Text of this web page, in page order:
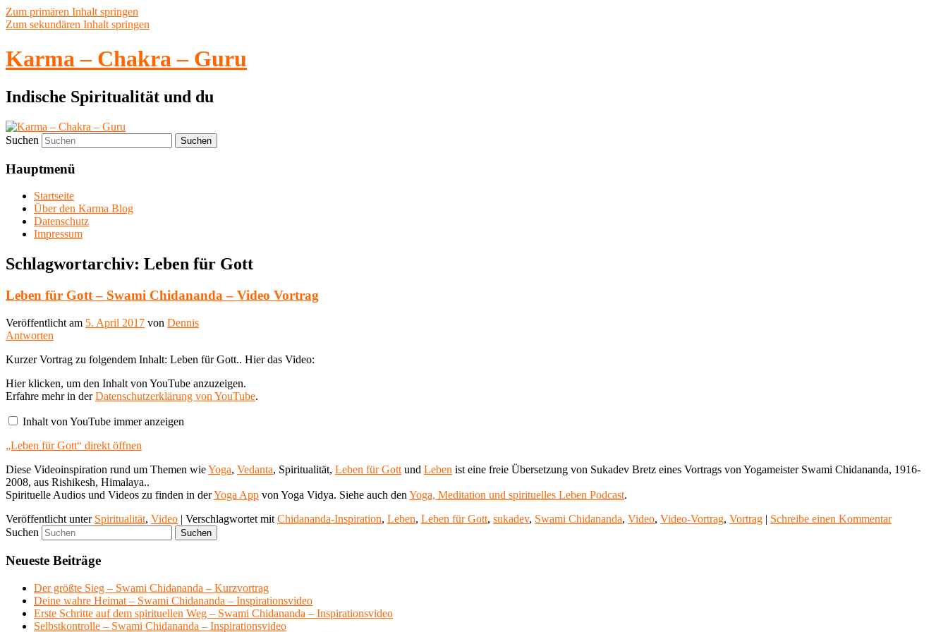
Zum primären Inhalt springen
Zum sekundären Inhalt springen
Karma – Chakra – Guru
Indische Spiritualität und du
Suchen
Hauptmenü
Startseite
Über den Karma Blog
Datenschutz
Impressum
Schlagwortarchiv: Leben für Gott
Leben für Gott – Swami Chidananda – Video Vortrag
Veröffentlicht am 5. April 2017 von Dennis
Antworten
Kurzer Vortrag zu folgendem Inhalt: Leben für Gott.. Hier das Video:
„Leben
für
Gott“
YouTube
Hier klicken, um den Inhalt von YouTube anzuzeigen.
Erfahre mehr in derDatenschutzerklärung von YouTube.
Inhalt von YouTube immer anzeigen
„Leben für Gott“ direkt öffnen
Diese Videoinspiration rund um Themen wieYoga, Vedanta, Spiritualität, Leben für Gott und Leben ist eine freie Übersetzung von Sukadev Bretz eines Vortrags von Yogameister Swami Chidananda, 1916-
2008, aus Rishikesh, Himalaya..
Spirituelle Audios und Videos zu finden in derYoga App von Yoga Vidya. Siehe auch den Yoga, Meditation und spirituelles Leben Podcast.
Veröffentlicht unter Spiritualität, Video | Verschlagwortet mit Chidananda-Inspiration, Leben, Leben für Gott, sukadev, Swami Chidananda, Video, Video-Vortrag, Vortrag | Schreibe einen Kommentar
Suchen
Neueste Beiträge
Der größte Sieg – Swami Chidananda – Kurzvortrag
Deine wahre Heimat – Swami Chidananda – Inspirationsvideo
Erste Schritte auf dem spirituellen Weg – Swami Chidananda – Inspirationsvideo
Selbstkontrolle – Swami Chidananda – Inspirationsvideo